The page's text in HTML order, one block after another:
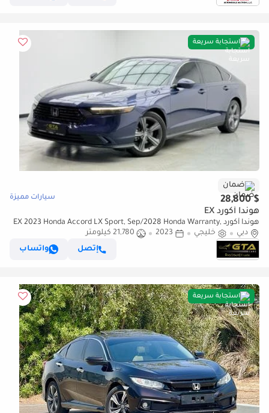
استجابة سريعة
ضمان
$ 28,800 سيارات مميزة
هوندا أكورد EX
هوندا أكورد EX 2023 Honda Accord LX Sport, Sep/2028 Honda Warranty,
Full Honda Service History, GCC
دبي خليجي 2023
21,780 كيلومتر
إتصل
واتساب
استجابة سريعة